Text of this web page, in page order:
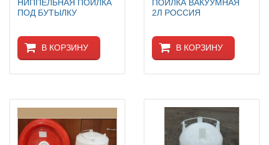
НИППЕЛЬНАЯ ПОИЛКА
ПОД БУТЫЛКУ
В КОРЗИНУ
ПОИЛКА ВАКУУМНАЯ
2Л РОССИЯ
В КОРЗИНУ